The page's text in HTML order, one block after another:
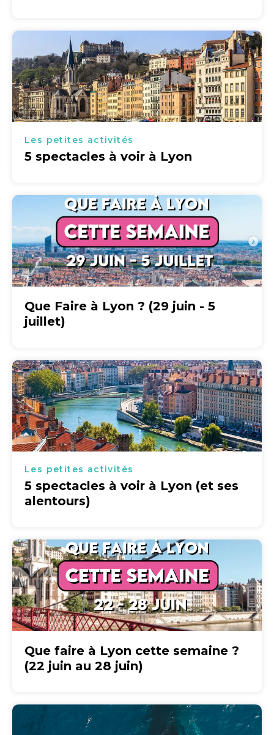
Les petites activités
5 spectacles à voir à Lyon
Que Faire à Lyon ? (29 juin - 5
juillet)
Les petites activités
5 spectacles à voir à Lyon (et ses
alentours)
Que faire à Lyon cette semaine ?
(22 juin au 28 juin)